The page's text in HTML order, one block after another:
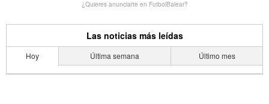
¿Quieres anunciarte en FutbolBalear?
Las noticias más leídas
Hoy Última semana Último mes